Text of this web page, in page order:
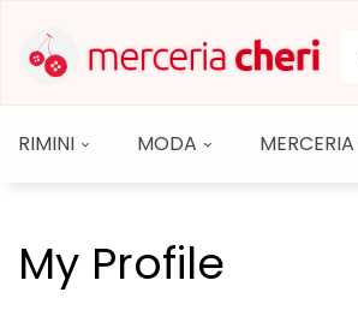
RIMINI MODA MERCERIA
My Profile